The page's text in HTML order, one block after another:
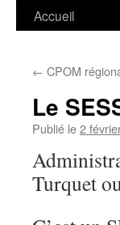
Accueil
← CPOM
Le
Publié le2
Turquet